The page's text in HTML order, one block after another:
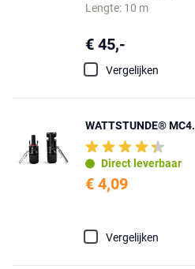
Lengte: 10 m
€ 45,-
Vergelijken
WATTSTUNDE®
Direct leverbaar
€ 4,09
Vergelijken